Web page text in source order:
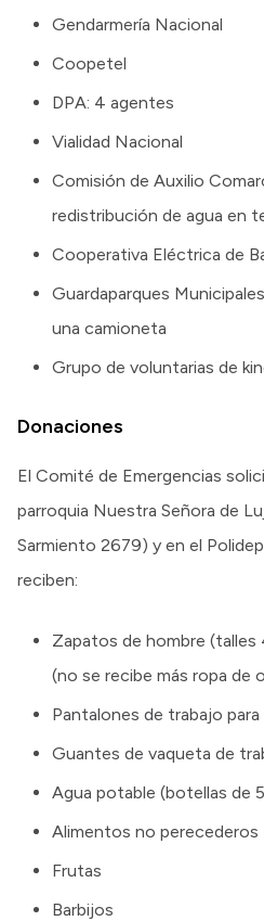
Gendarmería Nacional
Coopetel
DPA: 4 agentes
Vialidad Nacional
Comisión de Auxilio
redistribución de agua en
Cooperativa Eléctrica de
Guardaparques
una camioneta
Grupo de voluntarias de
Donaciones
El Comité de Emergencias
parroquia Nuestra Señora de
Sarmiento 2679) y en el
reciben:
Zapatos de hombre
(no se recibe más ropa de
Pantalones de trabajo para
Guantes de vaqueta de
Agua potable (botellas de
Alimentos no perecederos
Frutas
Barbijos